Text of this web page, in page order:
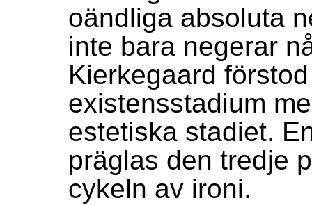
oändliga absoluta
inte bara negerar
Kierkegaard
existensstadium
estetiska stadiet.
präglas den tredje
cykeln av ironi.